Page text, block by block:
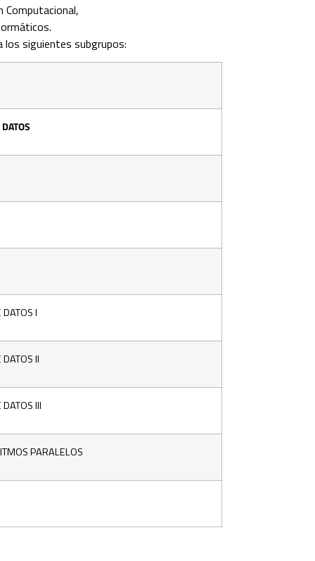
Computacional,
.
los siguientes subgrupos:
I
II
III
PARALELOS